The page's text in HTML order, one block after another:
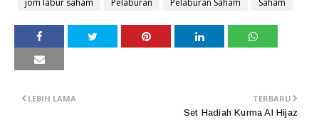
jom labur saham Pelaburan Pelaburan Saham Saham
TERBARU
Set Hadiah Kurma Al Hijaz
LEBIH LAMA